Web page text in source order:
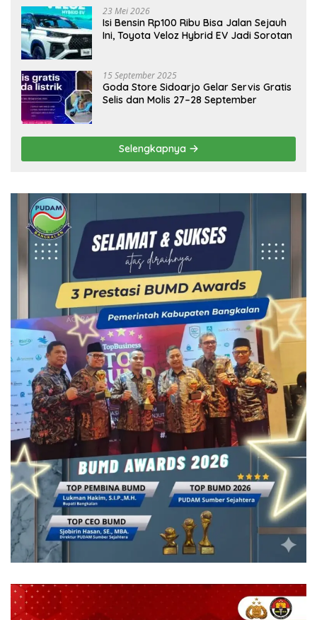
23 Mei 2026
Isi Bensin Rp100 Ribu Bisa Jalan Sejauh
Ini, Toyota Veloz Hybrid EV Jadi Sorotan
15 September 2025
Goda Store Sidoarjo Gelar Servis Gratis
Selis dan Molis 27–28 September
Selengkapnya